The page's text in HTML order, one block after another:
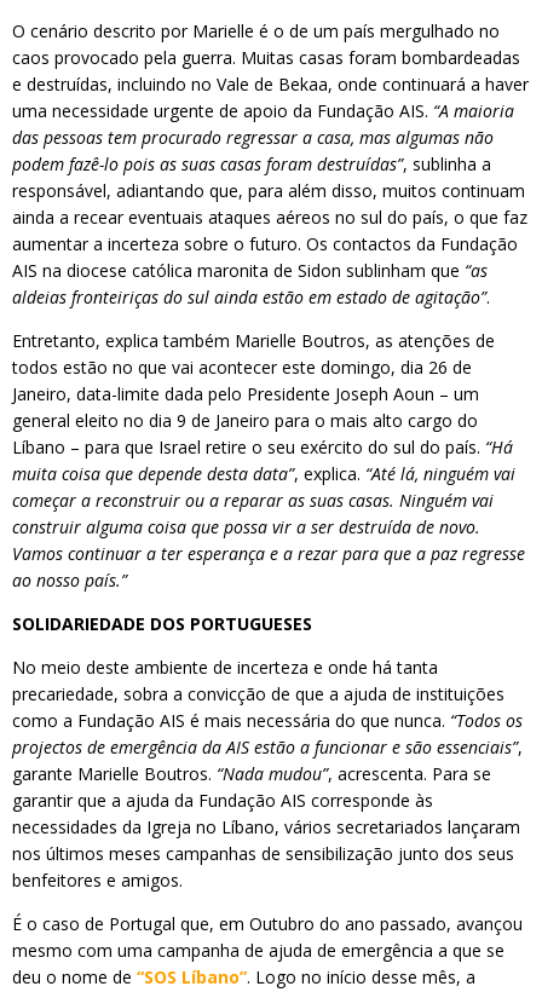
O cenário descrito por Marielle é o de um país mergulhado no
caos provocado pela guerra. Muitas casas foram bombardeadas
e destruídas, incluindo no Vale de Bekaa, onde continuará a haver
uma necessidade urgente de apoio da Fundação AIS. “A maioria
das pessoas tem procurado regressar a casa, mas algumas não
podem fazê-lo pois as suas casas foram destruídas”, sublinha a
responsável, adiantando que, para além disso, muitos continuam
ainda a recear eventuais ataques aéreos no sul do país, o que faz
aumentar a incerteza sobre o futuro. Os contactos da Fundação
AIS na diocese católica maronita de Sidon sublinham que “as
aldeias fronteiriças do sul ainda estão em estado de agitação”.
Entretanto, explica também Marielle Boutros, as atenções de
todos estão no que vai acontecer este domingo, dia 26 de
Janeiro, data-limite dada pelo Presidente Joseph Aoun – um
general eleito no dia 9 de Janeiro para o mais alto cargo do
Líbano – para que Israel retire o seu exército do sul do país. “Há
muita coisa que depende desta data”, explica. “Até lá, ninguém vai
começar a reconstruir ou a reparar as suas casas. Ninguém vai
construir alguma coisa que possa vir a ser destruída de novo.
Vamos continuar a ter esperança e a rezar para que a paz regresse
ao nosso país.”
SOLIDARIEDADE DOS PORTUGUESES
No meio deste ambiente de incerteza e onde há tanta
precariedade, sobra a convicção de que a ajuda de instituições
como a Fundação AIS é mais necessária do que nunca. “Todos os
projectos de emergência da AIS estão a funcionar e são essenciais”,
garante Marielle Boutros. “Nada mudou”, acrescenta. Para se
garantir que a ajuda da Fundação AIS corresponde às
necessidades da Igreja no Líbano, vários secretariados lançaram
nos últimos meses campanhas de sensibilização junto dos seus
benfeitores e amigos.
É o caso de Portugal que, em Outubro do ano passado, avançou
mesmo com uma campanha de ajuda de emergência a que se
deu o nome de “SOS Líbano”. Logo no início desse mês, a